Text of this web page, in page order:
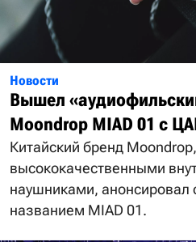
Новости
Вышел
Moondrop MIAD 01 с
Китайский бренд
высококачественными
наушниками, анонсировал
названием MIAD 01.